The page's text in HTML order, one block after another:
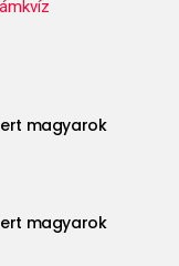
magyarok
magyarok